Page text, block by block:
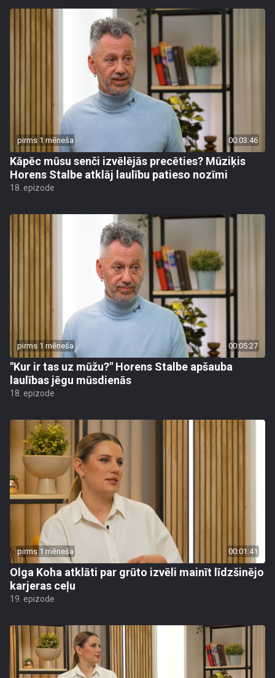
pirms 1 mēneša 00:03:46
Kāpēc mūsu senči izvēlējās precēties? Mūziķis
Horens Stalbe atklāj laulību patieso nozīmi
18. epizode
pirms 1 mēneša 00:05:27
"Kur ir tas uz mūžu?" Horens Stalbe apšauba
laulības jēgu mūsdienās
18. epizode
pirms 1 mēneša 00:01:41
Olga Koha atklāti par grūto izvēli mainīt līdzšinējo
karjeras ceļu
19. epizode